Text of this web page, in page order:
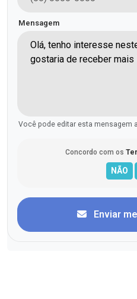
Mensagem
Você pode editar esta mensagem
Concordo com os
Enviar